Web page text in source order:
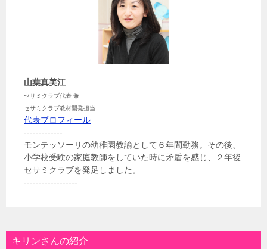
山葉真美江
セサミクラブ代表 兼
セサミクラブ教材開発担当
代表プロフィール
-------------
モンテッソーリの幼稚園教諭として６年間勤務。その後、
小学校受験の家庭教師をしていた時に矛盾を感じ、２年後
セサミクラブを発足しました。
------------------
キリンさんの紹介